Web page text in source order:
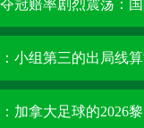
加拿大足球的2026